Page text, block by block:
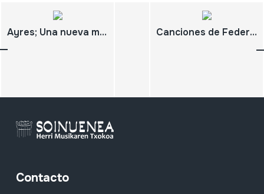
Ayres; Una nueva mirada en la Música Canaria Canciones de Federico Moretti
Contacto